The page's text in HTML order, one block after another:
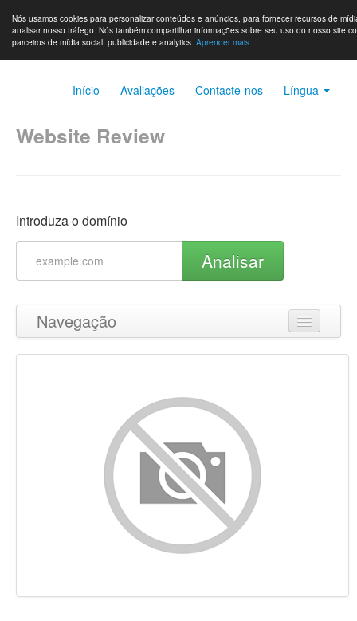
Nós usamos cookies para personalizar conteúdos e anúncios, para fornecer recursos de
analisar nosso tráfego. Nós também compartilhar informações sobre seu uso do nosso site
parceiros de mídia social, publicidade e analytics. Aprender mais
Início Avaliações Contacte-nos Língua
Website Review
Introduza o domínio
Analisar
Navegação
Ir para o topo
Palavras-chave
Usabilidade
Documento
Dispositivos Móveis